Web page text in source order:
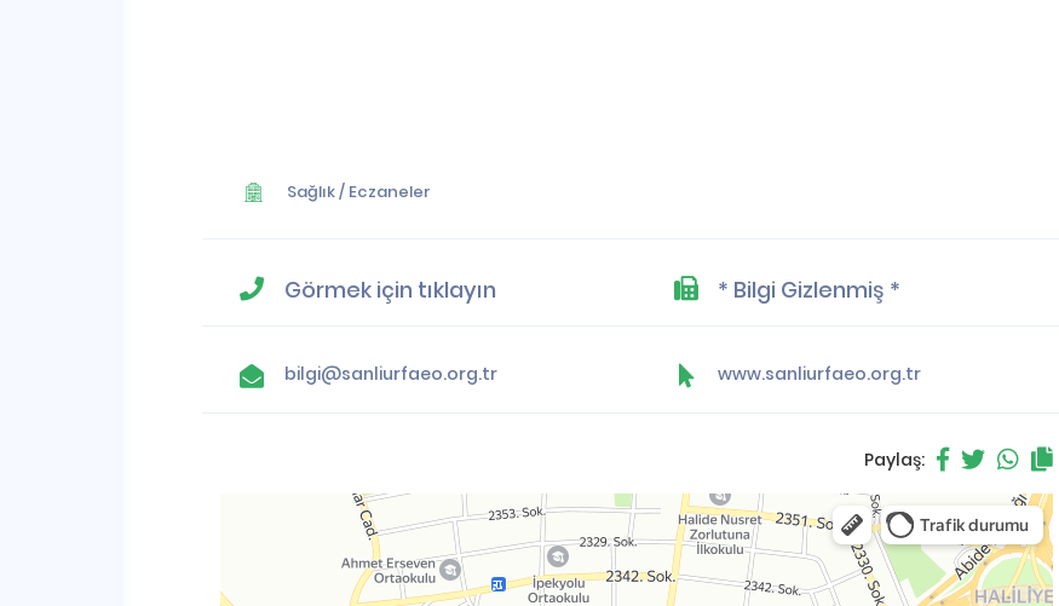
Sağlık/ Eczaneler
Görmek için tıklayın * Bilgi Gizlenmiş *
bilgi@sanliurfaeo.org.tr www.sanliurfaeo.org.tr
Paylaş: